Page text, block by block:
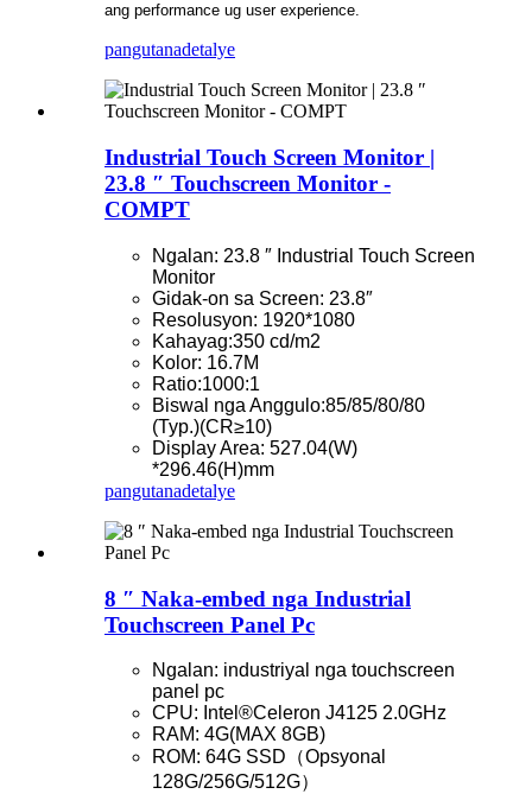
ang performance ug user experience.
pangutanadetalye
Industrial Touch Screen Monitor |
23.8 ″ Touchscreen Monitor -
COMPT
Ngalan: 23.8 ″ Industrial Touch Screen
Monitor
Gidak-on sa Screen: 23.8″
Resolusyon: 1920*1080
Kahayag:350 cd/m2
Kolor: 16.7M
Ratio:1000:1
Biswal nga Anggulo:85/85/80/80
(Typ.)(CR≥10)
Display Area: 527.04(W)
*296.46(H)mm
pangutanadetalye
8 ″ Naka-embed nga Industrial
Touchscreen Panel Pc
Ngalan: industriyal nga touchscreen
panel pc
CPU: Intel®Celeron J4125 2.0GHz
RAM: 4G(MAX 8GB)
ROM: 64G SSD（Opsyonal
128G/256G/512G）